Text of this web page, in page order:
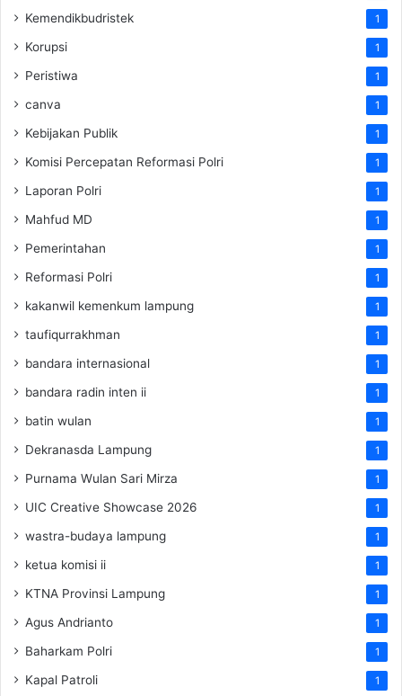
Kemendikbudristek 1
Korupsi 1
Peristiwa 1
canva 1
Kebijakan Publik 1
Komisi Percepatan Reformasi Polri 1
Laporan Polri 1
Mahfud MD 1
Pemerintahan 1
Reformasi Polri 1
kakanwil kemenkum lampung 1
taufiqurrakhman 1
bandara internasional 1
bandara radin inten ii 1
batin wulan 1
Dekranasda Lampung 1
Purnama Wulan Sari Mirza 1
UIC Creative Showcase 2026 1
wastra-budaya lampung 1
ketua komisi ii 1
KTNA Provinsi Lampung 1
Agus Andrianto 1
Baharkam Polri 1
Kapal Patroli 1